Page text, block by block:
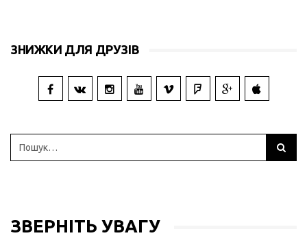
ЗНИЖКИ ДЛЯ ДРУЗІВ
ЗВЕРНІТЬ УВАГУ